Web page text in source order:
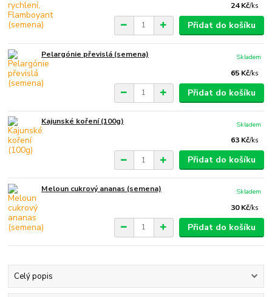
24 Kč/ks
Přidat do košíku
Pelargónie převislá (semena)
65 Kč/ks
Skladem
Přidat do košíku
Kajunské koření (100g)
63 Kč/ks
Skladem
Přidat do košíku
Meloun cukrový ananas (semena)
30 Kč/ks
Skladem
Přidat do košíku
Celý popis